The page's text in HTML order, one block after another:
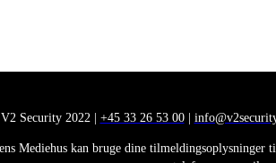
Security 2022 | +45 33 26 53 00|
Mediehus kan bruge dine